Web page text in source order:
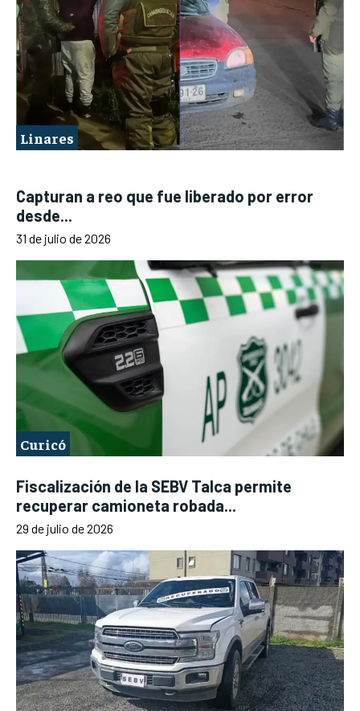
Linares
Capturan a reo que fue liberado por error
desde...
31 de julio de 2026
Curicó
Fiscalización de la SEBV Talca permite
recuperar camioneta robada...
29 de julio de 2026